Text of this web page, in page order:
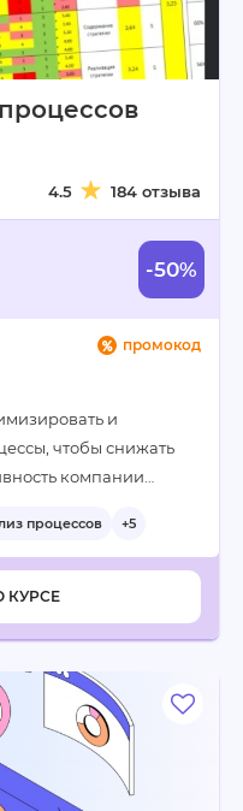
4.5 184 отзыва
-50%
промокод
и
чтобы снижать
компании…
процессов +5
КУРСЕ